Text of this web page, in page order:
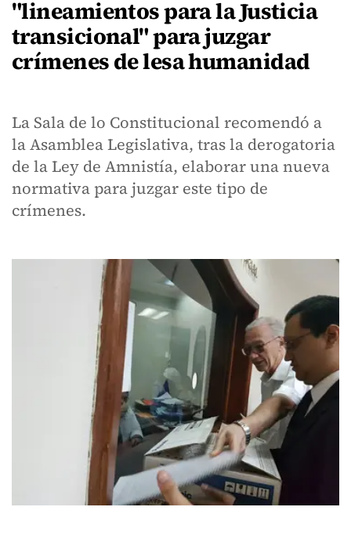
"lineamientos para la Justicia
transicional" para juzgar
crímenes de lesa humanidad
La Sala de lo Constitucional recomendó a
la Asamblea Legislativa, tras la derogatoria
de la Ley de Amnistía, elaborar una nueva
normativa para juzgar este tipo de
crímenes.